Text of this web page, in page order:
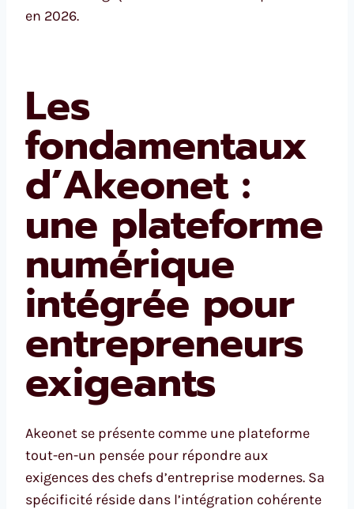
en 2026.
Les
fondamentaux
d’Akeonet :
une plateforme
numérique
intégrée pour
entrepreneurs
exigeants
Akeonet se présente comme une plateforme
tout-en-un pensée pour répondre aux
exigences des chefs d’entreprise modernes. Sa
spécificité réside dans l’intégration cohérente